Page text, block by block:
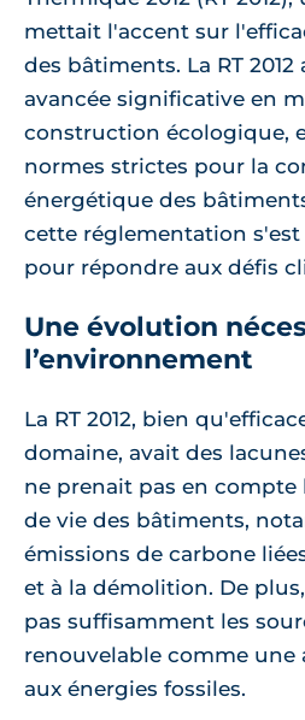
mettait l'accent sur
des bâtiments. La RT
avancée significative en
construction écologique,
normes strictes pour la
énergétique des
cette réglementation
pour répondre aux défis
Une évolution
l’environnement
La RT 2012, bien
domaine, avait des
ne prenait pas en
de vie des bâtiments,
émissions de carbone
et à la démolition. De
pas suffisamment les
renouvelable comme une
aux énergies fossiles.